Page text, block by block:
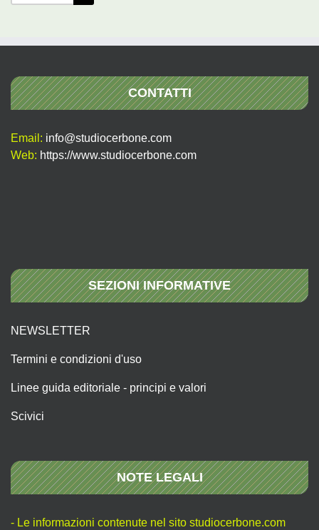
per:
CONTATTI
Email: info@studiocerbone.com
Web: https://www.studiocerbone.com
SEZIONI INFORMATIVE
NEWSLETTER
Termini e condizioni d'uso
Linee guida editoriale - principi e valori
Scivici
NOTE LEGALI
- Le informazioni contenute nel sito studiocerbone.com